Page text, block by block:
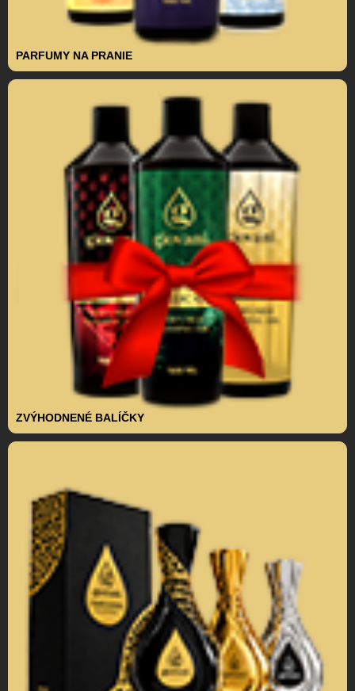
PARFUMY NA PRANIE
ZVÝHODNENÉ BALÍČKY